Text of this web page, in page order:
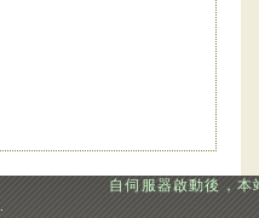
自伺服器啟動後，